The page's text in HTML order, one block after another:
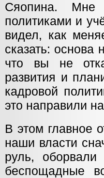
Сяопина. Мне
политиками и
видел, как
сказать: основа
что вы не
развития и
кадровой
это направили
В этом главное
наши власти
руль,
беспощадные